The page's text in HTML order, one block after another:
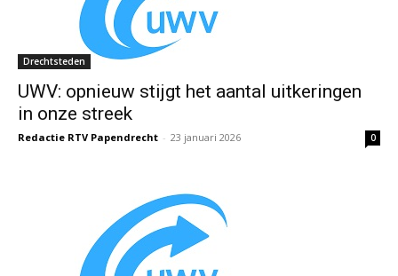
Drechtsteden
UWV: opnieuw stijgt het aantal uitkeringen
in onze streek
Redactie RTV Papendrecht - 23 januari 2026 0